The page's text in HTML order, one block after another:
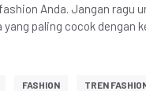
Anda. Jangan ragu
paling cocok dengan
FASHION TREN